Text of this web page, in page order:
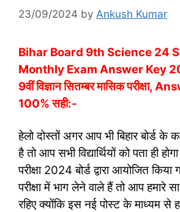
23/09/2024 by Ankush Kumar
Bihar Board 9th Science 24
Monthly Exam Answer Key
9वीं विज्ञान सितम्बर मासिक परीक्षा,
100% सही:-
हेलो दोस्तों अगर आप भी बिहार बोर्ड के
है तो आप सभी विद्यार्थियों को पता ही
परीक्षा 2024 बोर्ड द्वारा आयोजित
परीक्षा में भाग लेने वाले हैं तो आप हमारे
रहिए क्योंकि इस नई पोस्ट के माध्यम से